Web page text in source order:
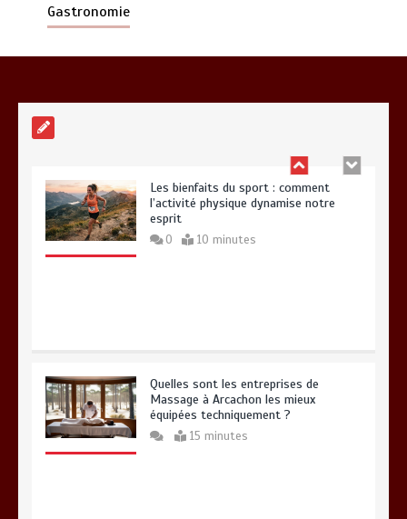
Gastronomie
Les bienfaits du sport : comment
l’activité physique dynamise notre
esprit
0 10 minutes
Quelles sont les entreprises de
Massage à Arcachon les mieux
équipées techniquement ?
15 minutes